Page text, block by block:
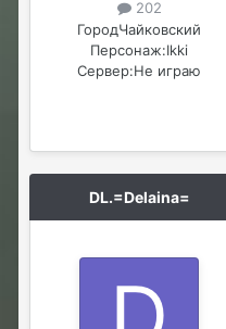
202
ГородЧайковский
Персонаж:Ikki
Сервер:Не играю
DL.=Delaina=